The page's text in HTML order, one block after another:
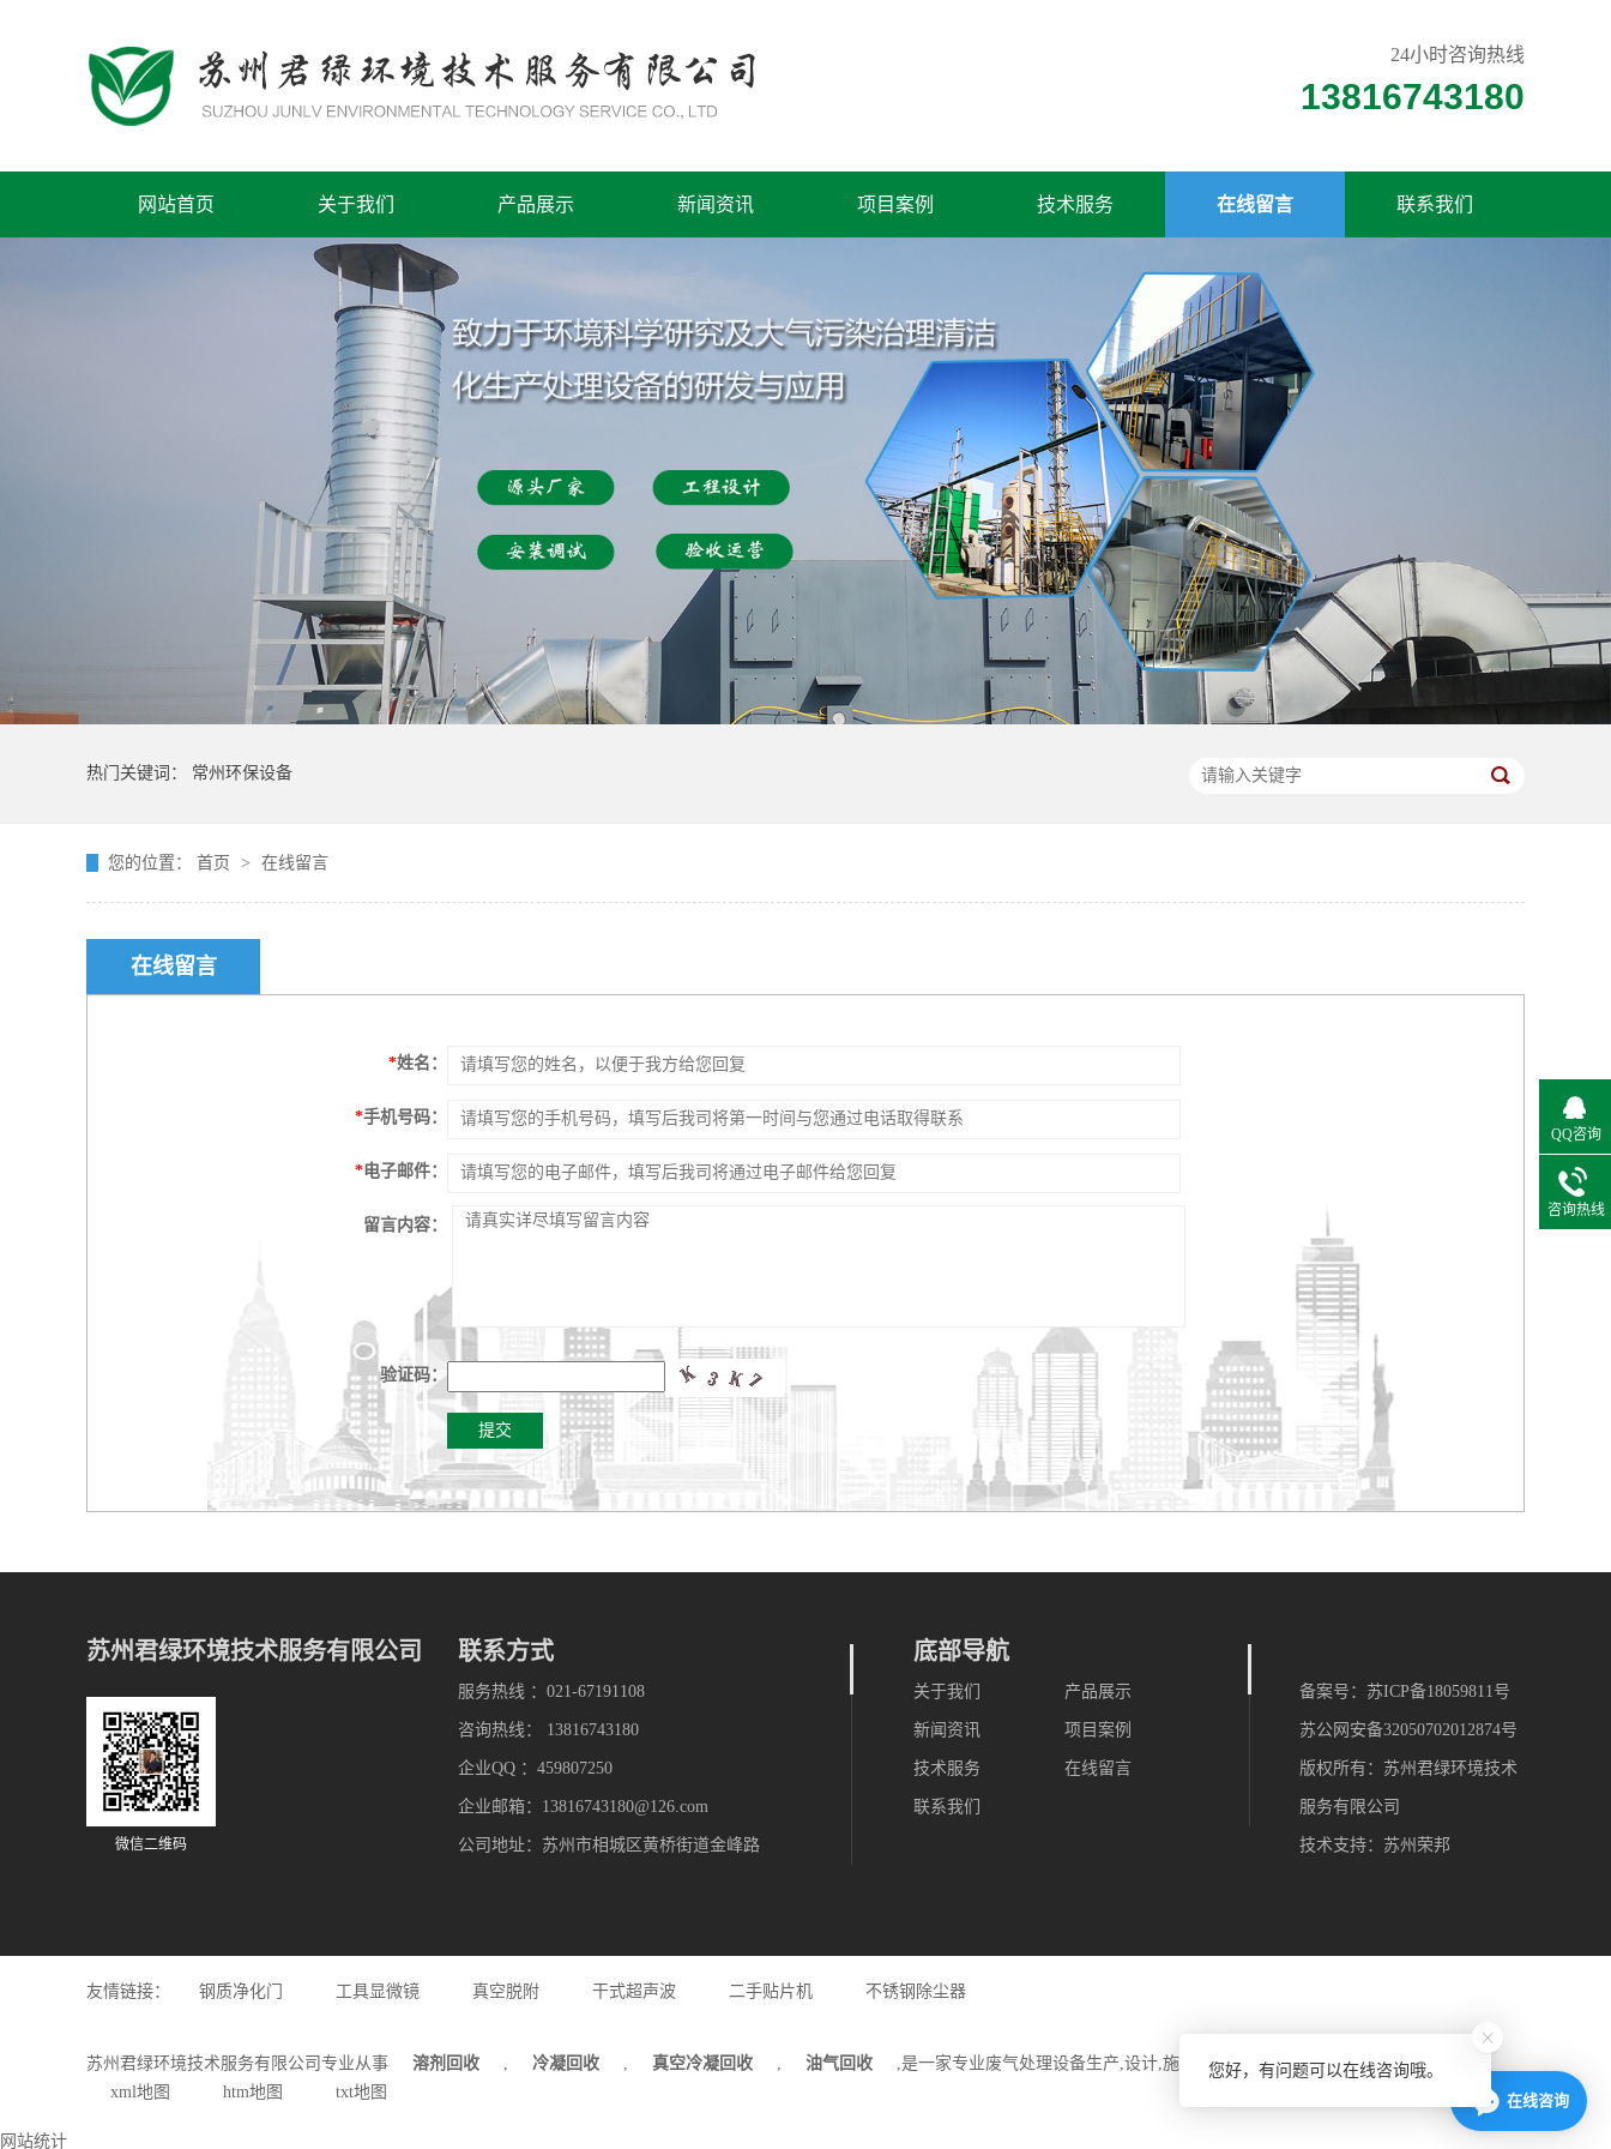
24小时咨询热线
13816743180
网站首页 关于我们 产品展示 新闻资讯 项目案例 技术服务 在线留言 联系我们
热门关键词： 常州环保设备
您的位置： 首页 > 在线留言
在线留言
*姓名：
*手机号码：
*电子邮件：
留言内容：
验证码：
苏州君绿环境技术服务有限公司
微信二维码
联系方式
服务热线 ：021-67191108
咨询热线： 13816743180
企业QQ ：459807250
企业邮箱：13816743180@126.com
公司地址：苏州市相城区黄桥街道金峰路
底部导航
关于我们 产品展示
新闻资讯 项目案例
技术服务 在线留言
联系我们
备案号： 苏ICP备18059811号
苏公网安备32050702012874号
版权所有：苏州君绿环境技术
服务有限公司
技术支持： 苏州荣邦
友情链接： 钢质净化门 工具显微镜 真空脱附 干式超声波 二手贴片机 不锈钢除尘器
苏州君绿环境技术服务有限公司专业从事 溶剂回收 , 冷凝回收 , 真空冷凝回收 , 油气回收
,是一家专业废气处理设备生产,设计,施工,售后维护等一站式解决废气污染的公司.
xml地图
htm地图 txt地图
QQ咨询
咨询热线
网站统计
在线咨询
您好，有问题可以在线咨询哦。